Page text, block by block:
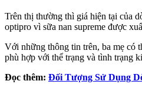
Trên thị thường thì giá hiện tại của
optipro vì sữa nan supreme được
Với những thông tin trên, ba mẹ có
phù hợp với thể trạng và tình trạng
Đọc thêm: Đối Tượng Sử Dụng